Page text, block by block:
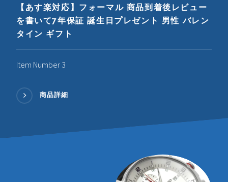
【あす楽対応】フォーマル 商品到着後レビュー
を書いて7年保証 誕生日プレゼント 男性 バレン
タイン ギフト
Item Number 3
商品詳細